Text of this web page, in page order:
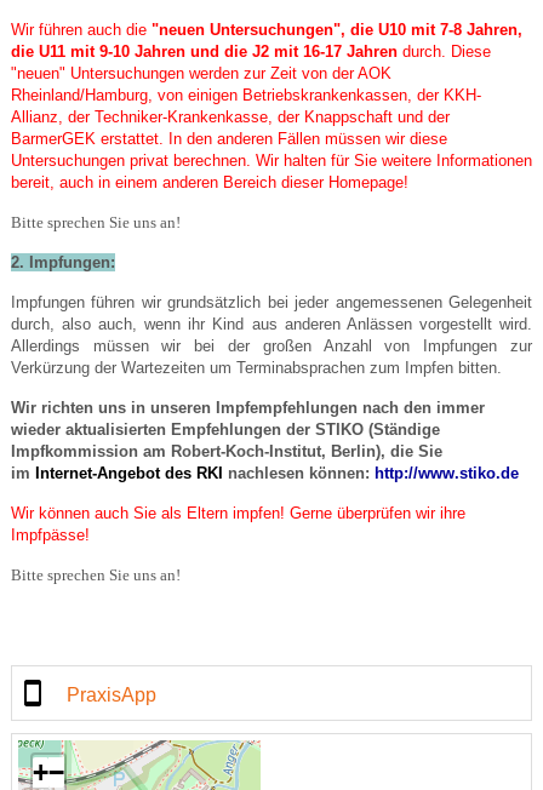
Wir führen auch die "neuen Untersuchungen", die U10 mit 7-8 Jahren,
die U11 mit 9-10 Jahren und die J2 mit 16-17 Jahrendurch.
Diese
"neuen" Untersuchungen werden zur Zeit von der AOK
Rheinland/Hamburg, von einigen Betriebskrankenkassen, der KKH-
Allianz, der Techniker-Krankenkasse, der Knappschaft und der
BarmerGEK erstattet. In den anderen Fällen müssen wir diese
Untersuchungen privat berechnen. Wir halten für Sie weitere Informationen
bereit, auch in einem anderen Bereich dieser Homepage!
Bitte sprechen Sie uns an!
2. Impfungen:
Impfungen führen wir grundsätzlich bei jeder angemessenen Gelegenheit
durch, also auch, wenn ihr Kind aus anderen Anlässen vorgestellt wird.
Allerdings müssen wir bei der großen Anzahl von Impfungen zur
Verkürzung der Wartezeiten um Terminabsprachen zum Impfen bitten.
Wir richten uns in unseren Impfempfehlungen nach den immer
wieder aktualisierten Empfehlungen der STIKO (Ständige
Impfkommission am Robert-Koch-Institut, Berlin), die Sie
im Internet-Angebot des RKI nachlesen können: http://www.stiko.de
Wir können auch Sie als Eltern impfen! Gerne überprüfen wir ihre
Impfpässe!
Bitte sprechen Sie uns an!
PraxisApp
+−